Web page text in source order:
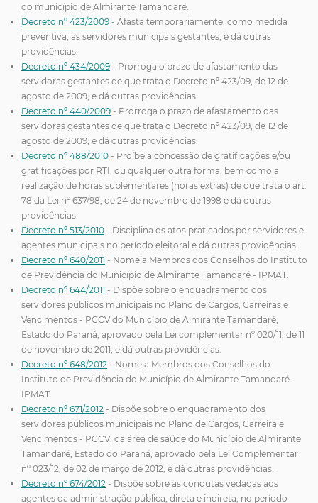
do município de Almirante Tamandaré.
Decreto nº 423/2009 - Afasta temporariamente, como medida
preventiva, as servidores municipais gestantes, e dá outras
providências.
Decreto nº 434/2009 - Prorroga o prazo de afastamento das
servidoras gestantes de que trata o Decreto nº 423/09, de 12 de
agosto de 2009, e dá outras providências.
Decreto nº 440/2009 - Prorroga o prazo de afastamento das
servidoras gestantes de que trata o Decreto nº 423/09, de 12 de
agosto de 2009, e dá outras providências.
Decreto nº 488/2010 - Proíbe a concessão de gratificações e/ou
gratificações por RTI, ou qualquer outra forma, bem como a
realização de horas suplementares (horas extras) de que trata o art.
78 da Lei nº 637/98, de 24 de novembro de 1998 e dá outras
providências.
Decreto nº 513/2010 - Disciplina os atos praticados por servidores e
agentes municipais no período eleitoral e dá outras providências.
Decreto nº 640/2011 - Nomeia Membros dos Conselhos do Instituto
de Previdência do Município de Almirante Tamandaré - IPMAT.
Decreto nº 644/2011 - Dispõe sobre o enquadramento dos
servidores públicos municipais no Plano de Cargos, Carreiras e
Vencimentos - PCCV do Município de Almirante Tamandaré,
Estado do Paraná, aprovado pela Lei complementar nº 020/11, de 11
de novembro de 2011, e dá outras providências.
Decreto nº 648/2012 - Nomeia Membros dos Conselhos do
Instituto de Previdência do Município de Almirante Tamandaré -
IPMAT.
Decreto nº 671/2012 - Dispõe sobre o enquadramento dos
servidores públicos municipais no Plano de Cargos, Carreira e
Vencimentos - PCCV, da área de saúde do Município de Almirante
Tamandaré, Estado do Paraná, aprovado pela Lei Complementar
nº 023/12, de 02 de março de 2012, e dá outras providências.
Decreto nº 674/2012 - Dispõe sobre as condutas vedadas aos
agentes da administração pública, direta e indireta, no período